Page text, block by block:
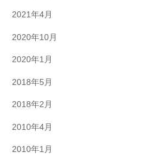
2021年4月
2020年10月
2020年1月
2018年5月
2018年2月
2010年4月
2010年1月